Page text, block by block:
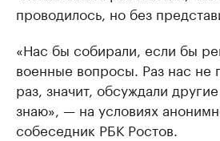
проводилось, но без
«Нас бы собирали, если бы
военные вопросы. Раз нас не
раз, значит, обсуждали
знаю», — на условиях
собеседник РБК Ростов.